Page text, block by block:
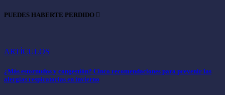
PUEDES HABERTE PERDIDO
ARTÍCULOS
¿Más estornudos y congestión? Cinco recomendaciones para prevenir las
alergias respiratorias en invierno